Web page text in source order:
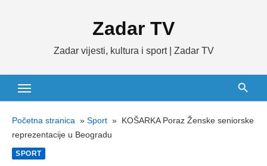
Zadar TV
Zadar vijesti, kultura i sport | Zadar TV
Početna stranica » Sport » KOŠARKA Poraz Ženske seniorske
reprezentacije u Beogradu
SPORT